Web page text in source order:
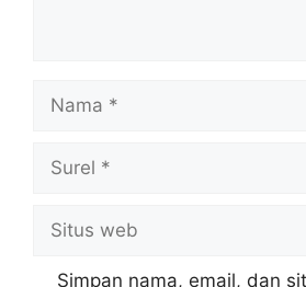
web
Simpan nama, email, dan